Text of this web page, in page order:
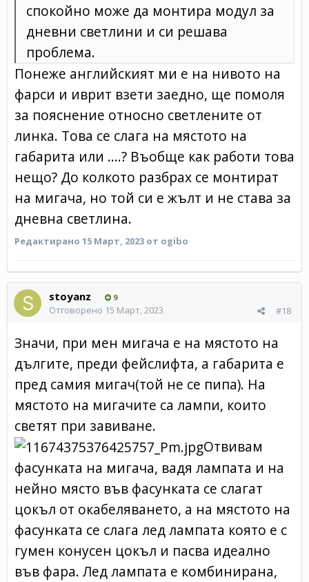
спокойно може да монтира модул за
дневни светлини и си решава
проблема.
Понеже английският ми е на нивото на
фарси и иврит взети заедно, ще помоля
за пояснение относно светлените от
линка. Това се слага на мястото на
габарита или ....? Въобще как работи това
нещо? До колкото разбрах се монтират
на мигача, но той си е жълт и не става за
дневна светлина.
Редактирано 15 Март, 2023 от ogibo
stoyanz 9
#18
Отговорено 15 Март, 2023
Значи, при мен мигача е на мястото на
дългите, преди фейслифта, а габарита е
пред самия мигач(той не се пипа). На
мястото на мигачите са лампи, които
светят при завиване.
Отвивам
фасунката на мигача, вадя лампата и на
нейно място във фасунката се слагат
цокъл от окабеляването, а на мястото на
фасунката се слага лед лампата която е с
гумен конусен цокъл и пасва идеално
във фара. Лед лампата е комбинирана,